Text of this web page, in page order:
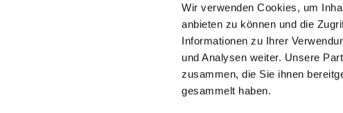
Wir verwenden Cookies, um
anbieten zu können und die
Informationen zu Ihrer
und Analysen weiter. Unsere
zusammen, die Sie ihnen
gesammelt haben.